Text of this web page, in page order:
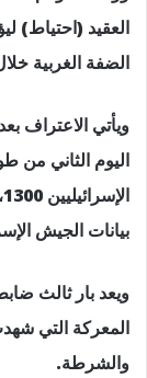
الضفة الغربية
ويأتي الاعتراف
اليوم الثاني من
بيانات الجيش
ويعد بار ثالث
المعركة التي
والشرطة.